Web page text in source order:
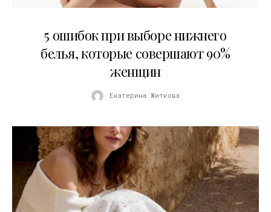
5 ошибок при выборе нижнего
белья, которые совершают 90%
женщин
Екатерина Житкова